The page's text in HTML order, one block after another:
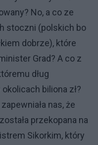
No, a co ze
stoczni (polskich bo
dobrze), które
Grad? A co z
dług
biliona zł?
nas, że
przekopana na
Sikorkim, który